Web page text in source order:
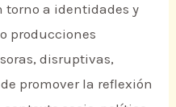
torno a identidades y
producciones
disruptivas,
promover la reflexión